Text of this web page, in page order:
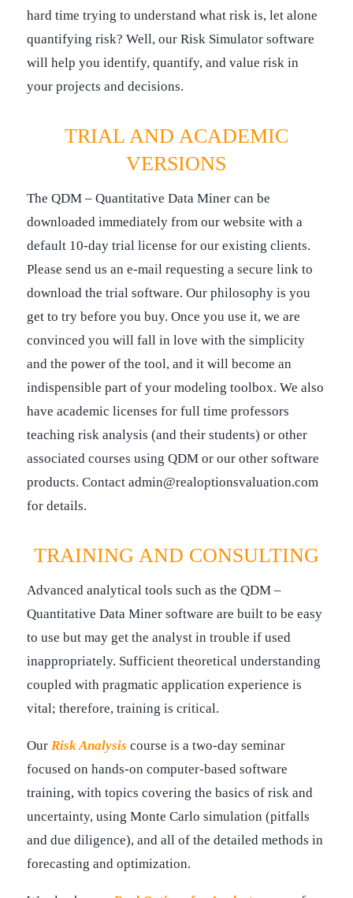
hard time trying to understand what risk is, let alone
quantifying risk? Well, our Risk Simulator software
will help you identify, quantify, and value risk in
your projects and decisions.
TRIAL AND ACADEMIC
VERSIONS
The QDM – Quantitative Data Miner can be
downloaded immediately from our website with a
default 10-day trial license for our existing clients.
Please send us an e-mail requesting a secure link to
download the trial software. Our philosophy is you
get to try before you buy. Once you use it, we are
convinced you will fall in love with the simplicity
and the power of the tool, and it will become an
indispensible part of your modeling toolbox. We also
have academic licenses for full time professors
teaching risk analysis (and their students) or other
associated courses using QDM or our other software
products. Contact admin@realoptionsvaluation.com
for details.
TRAINING AND CONSULTING
Advanced analytical tools such as the QDM –
Quantitative Data Miner software are built to be easy
to use but may get the analyst in trouble if used
inappropriately. Sufficient theoretical understanding
coupled with pragmatic application experience is
vital; therefore, training is critical.
Our Risk Analysis course is a two-day seminar
focused on hands-on computer-based software
training, with topics covering the basics of risk and
uncertainty, using Monte Carlo simulation (pitfalls
and due diligence), and all of the detailed methods in
forecasting and optimization.